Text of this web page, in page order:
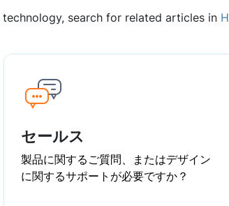
technology, search for related articles in
セールス
製品に関するご質問、またはデザイン
に関するサポートが必要ですか？